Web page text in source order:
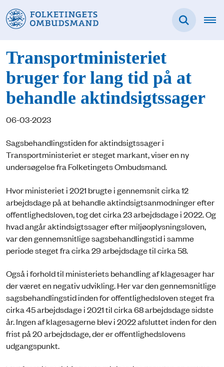
Transportministeriet
bruger for lang tid på at
behandle aktindsigtssager
06-03-2023
Sagsbehandlingstiden for aktindsigtssager i
Transportministeriet er steget markant, viser en ny
undersøgelse fra Folketingets Ombudsmand.
Hvor ministeriet i 2021 brugte i gennemsnit cirka 12
arbejdsdage på at behandle aktindsigtsanmodninger efter
offentlighedsloven, tog det cirka 23 arbejdsdage i 2022. Og
hvad angår aktindsigtssager efter miljøoplysningsloven,
var den gennemsnitlige sagsbehandlingstid i samme
periode steget fra cirka 29 arbejdsdage til cirka 58.
Også i forhold til ministeriets behandling af klagesager har
der været en negativ udvikling. Her var den gennemsnitlige
sagsbehandlingstid inden for offentlighedsloven steget fra
cirka 45 arbejdsdage i 2021 til cirka 68 arbejdsdage sidste
år. Ingen af klagesagerne blev i 2022 afsluttet inden for den
frist på 20 arbejdsdage, der er offentlighedslovens
udgangspunkt.